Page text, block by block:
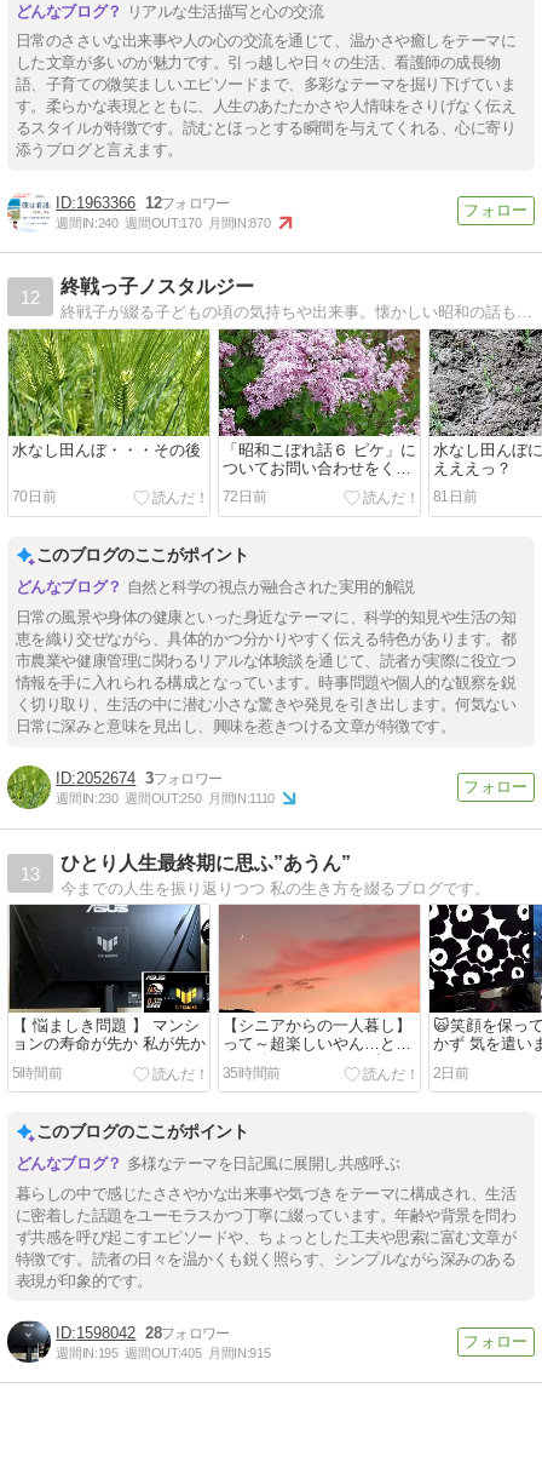
リアルな生活描写と心の交流
日常のささいな出来事や人の心の交流を通じて、温かさや癒しをテーマに
した文章が多いのが魅力です。引っ越しや日々の生活、看護師の成長物
語、子育ての微笑ましいエピソードまで、多彩なテーマを掘り下げていま
す。柔らかな表現とともに、人生のあたたかさや人情味をさりげなく伝え
るスタイルが特徴です。読むとほっとする瞬間を与えてくれる、心に寄り
添うブログと言えます。
1963366 12
週間IN:240 週間OUT:170 月間IN:870
12
終戦っ子ノスタルジー
水なし田んぼ・・・その後
70日前
「昭和こぼれ話６ ピケ」に
ついてお問い合わせをくだ
さったＭさま
72日前
水なし田んぼ
えええっ？
81日前
このブログのここがポイント
自然と科学の視点が融合された実用的解説
日常の風景や身体の健康といった身近なテーマに、科学的知見や生活の知
恵を織り交ぜながら、具体的かつ分かりやすく伝える特色があります。都
市農業や健康管理に関わるリアルな体験談を通じて、読者が実際に役立つ
情報を手に入れられる構成となっています。時事問題や個人的な観察を鋭
く切り取り、生活の中に潜む小さな驚きや発見を引き出します。何気ない
日常に深みと意味を見出し、興味を惹きつける文章が特徴です。
2052674 3
週間IN:230 週間OUT:250 月間IN:1110
13
ひとり人生最終期に思ふ”あうん”
今までの人生を振り返りつつ 私の生き方を綴るブログです。
【 悩ましき問題 】 マンシ
ョンの寿命が先か 私が先か
5時間前
【シニアからの一人暮し】
って～超楽しいやん…と思
って始めたのがこのブロ
グ。
35時間前
🙀笑顔を保っ
かず 気を遣い
れるばかり。
2日前
このブログのここがポイント
多様なテーマを日記風に展開し共感呼ぶ
暮らしの中で感じたささやかな出来事や気づきをテーマに構成され、生活
に密着した話題をユーモラスかつ丁寧に綴っています。年齢や背景を問わ
ず共感を呼び起こすエピソードや、ちょっとした工夫や思索に富む文章が
特徴です。読者の日々を温かくも鋭く照らす、シンプルながら深みのある
表現が印象的です。
1598042 28
週間IN:195 週間OUT:405 月間IN:915